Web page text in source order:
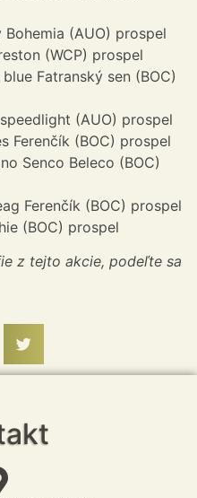
Bohemia (AUO) prospel
(WCP) prospel
Fatranský sen (BOC)
(AUO) prospel
Ferenčík (BOC) prospel
Senco Beleco (BOC)
Ferenčík (BOC) prospel
(BOC) prospel
z tejto akcie, podeľte sa